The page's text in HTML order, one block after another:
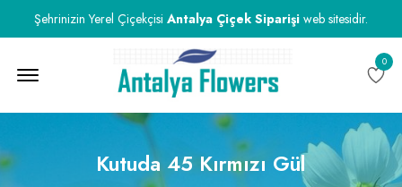
Şehrinizin Yerel Çiçekçisi Antalya Çiçek Siparişi web sitesidir.
0
Kutuda 45 Kırmızı Gül